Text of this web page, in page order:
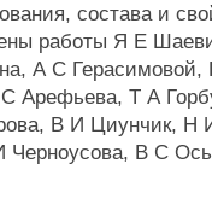
состава и
работы Я Е
А С
Арефьева, Т А
В И Циунчик, Н
В С